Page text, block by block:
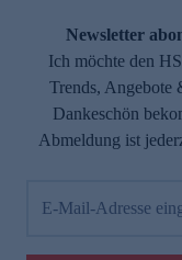
Newsletter
Ich möchte den
Trends, Angebote
Dankeschön
Abmeldung ist
E-Mail-Adresse